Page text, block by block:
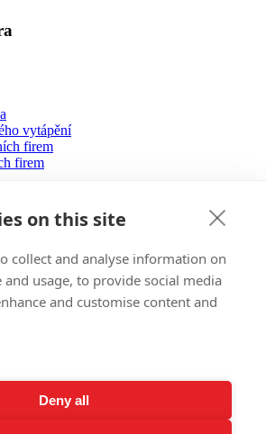
vytápění
firem
firem
domy
vám poradí
podmínky
údajů
on this site
collect and analyse information on
usage, to provide social media
and customise content and
Deny all